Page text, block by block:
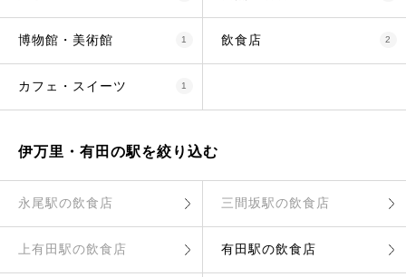
博物館・美術館 1 飲食店 2
カフェ・スイーツ 1
伊万里・有田の駅を絞り込む
永尾駅の飲食店 三間坂駅の飲食店
上有田駅の飲食店 有田駅の飲食店